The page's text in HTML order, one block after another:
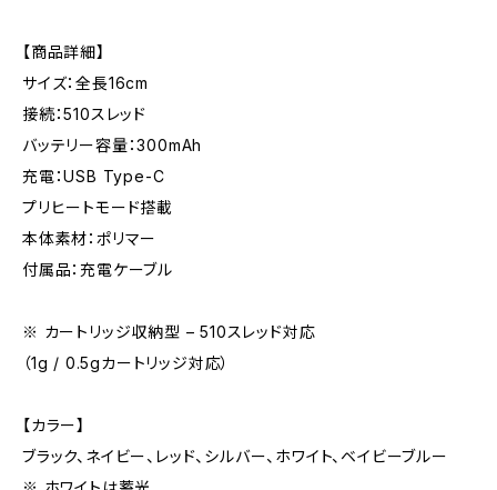
【商品詳細】
サイズ：全長16cm
接続：510スレッド
バッテリー容量：300mAh
充電：USB Type-C
プリヒートモード搭載
本体素材：ポリマー
付属品：充電ケーブル
※ カートリッジ収納型 – 510スレッド対応
（1g / 0.5gカートリッジ対応）
【カラー】
ブラック、ネイビー、レッド、シルバー、ホワイト、ベイビーブルー